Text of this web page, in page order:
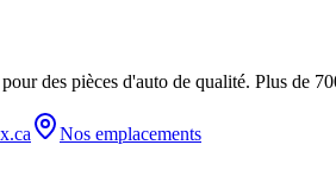
des pièces d'auto de qualité. Plus de
Nos emplacements